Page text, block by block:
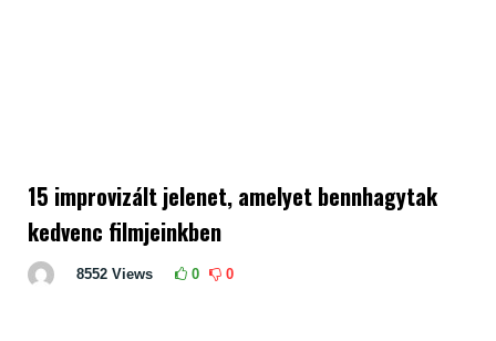
15 improvizált jelenet, amelyet bennhagytak
kedvenc filmjeinkben
8552 Views 0 0